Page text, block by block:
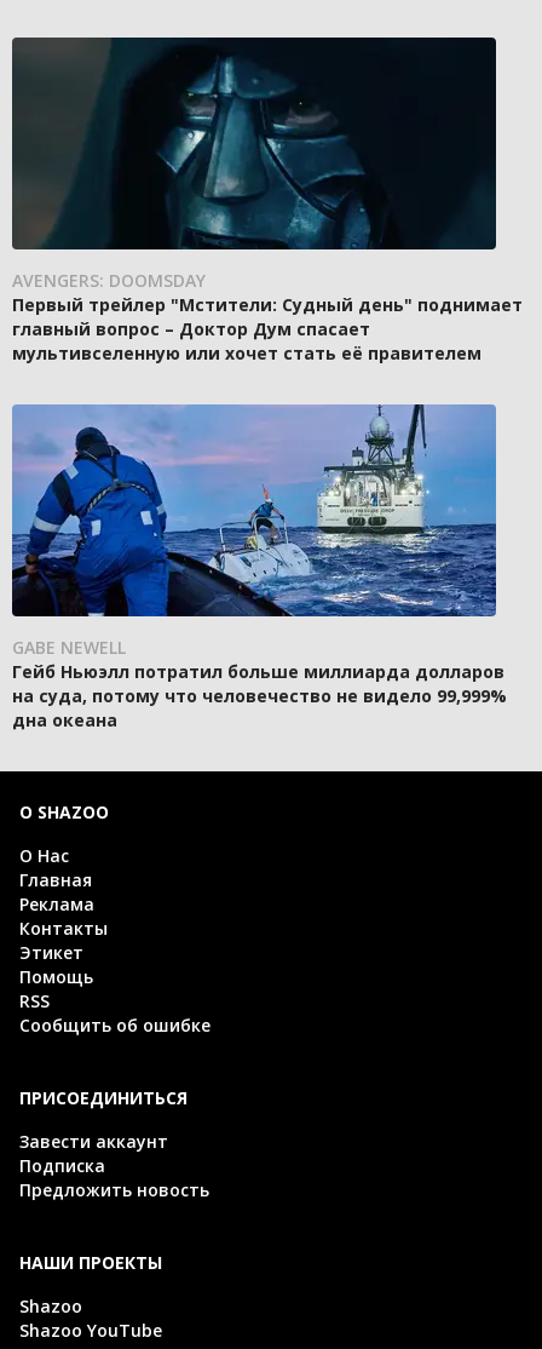
AVENGERS: DOOMSDAY
Первый трейлер "Мстители: Судный день" поднимает
главный вопрос – Доктор Дум спасает
мультивселенную или хочет стать её правителем
GABE NEWELL
Гейб Ньюэлл потратил больше миллиарда долларов
на суда, потому что человечество не видело 99,999%
дна океана
О SHAZOO
О Нас
Главная
Реклама
Контакты
Этикет
Помощь
RSS
Сообщить об ошибке
ПРИСОЕДИНИТЬСЯ
Завести аккаунт
Подписка
Предложить новость
НАШИ ПРОЕКТЫ
Shazoo
Shazoo YouTube